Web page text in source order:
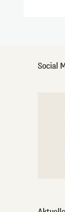
Social